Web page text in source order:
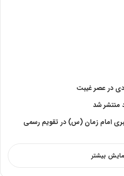
امام زمان (س) در تقویم رسمی
بیشتر